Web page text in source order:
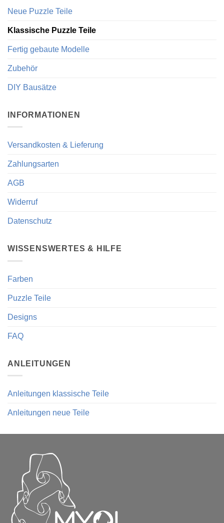
Neue Puzzle Teile
Klassische Puzzle Teile
Fertig gebaute Modelle
Zubehör
DIY Bausätze
INFORMATIONEN
Versandkosten & Lieferung
Zahlungsarten
AGB
Widerruf
Datenschutz
WISSENSWERTES & HILFE
Farben
Puzzle Teile
Designs
FAQ
ANLEITUNGEN
Anleitungen klassische Teile
Anleitungen neue Teile